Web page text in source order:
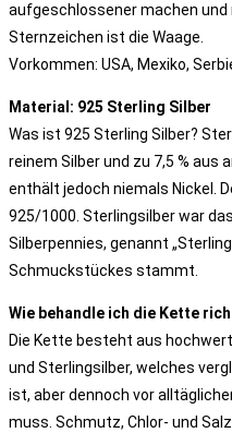
aufgeschlossener machen und
Sternzeichen ist die Waage.
Vorkommen: USA, Mexiko,
Material: 925 Sterling Silber
Was ist 925 Sterling Silber?
reinem Silber und zu 7,5 % aus
enthält jedoch niemals Nickel.
925/1000. Sterlingsilber war
Silberpennies, genannt
Schmuckstückes stammt.
Wie behandle ich die Kette
Die Kette besteht aus
und Sterlingsilber, welches
ist, aber dennoch vor
muss. Schmutz, Chlor- und